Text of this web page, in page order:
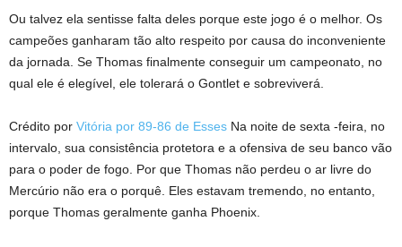
Ou talvez ela sentisse falta deles porque este jogo é o melhor. Os
campeões ganharam tão alto respeito por causa do inconveniente
da jornada. Se Thomas finalmente conseguir um campeonato, no
qual ele é elegível, ele tolerará o Gontlet e sobreviverá.
Crédito por Vitória por 89-86 de Esses Na noite de sexta -feira, no
intervalo, sua consistência protetora e a ofensiva de seu banco vão
para o poder de fogo. Por que Thomas não perdeu o ar livre do
Mercúrio não era o porquê. Eles estavam tremendo, no entanto,
porque Thomas geralmente ganha Phoenix.